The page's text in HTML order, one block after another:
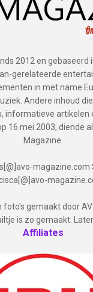
2012 en gebaseerd
gerelateerde
in met name
Andere inhoud
informatieve artikelen
16 mei 2003, diende
Magazine.
magazine.com
foto's gemaakt door
is zo gemaakt.
Affiliates